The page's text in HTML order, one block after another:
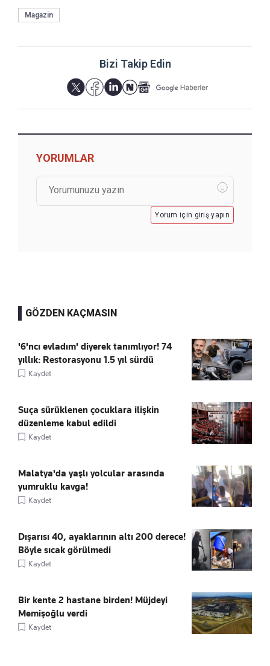
Magazin
Bizi Takip Edin
YORUMLAR
Yorum için giriş yapın
GÖZDEN KAÇMASIN
'6'ncı evladım' diyerek tanımlıyor! 74
yıllık: Restorasyonu 1.5 yıl sürdü
Kaydet
Suça sürüklenen çocuklara ilişkin
düzenleme kabul edildi
Kaydet
Malatya'da yaşlı yolcular arasında
yumruklu kavga!
Kaydet
Dışarısı 40, ayaklarının altı 200 derece!
Böyle sıcak görülmedi
Kaydet
Bir kente 2 hastane birden! Müjdeyi
Memişoğlu verdi
Kaydet